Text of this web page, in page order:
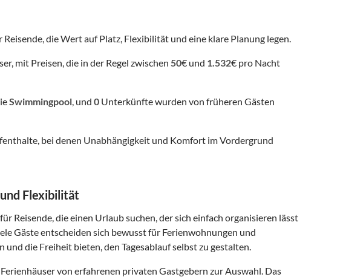
die Wert auf Platz, Flexibilität und eine klare Planung legen.
mit Preisen, die in der Regel zwischen 50€ und 1.532€ pro Nacht
Swimmingpool, und 0 Unterkünfte wurden von früheren Gästen
bei denen Unabhängigkeit und Komfort im Vordergrund
Flexibilität
Reisende, die einen Urlaub suchen, der sich einfach organisieren lässt
Gäste entscheiden sich bewusst für Ferienwohnungen und
die Freiheit bieten, den Tagesablauf selbst zu gestalten.
von erfahrenen privaten Gastgebern zur Auswahl. Das